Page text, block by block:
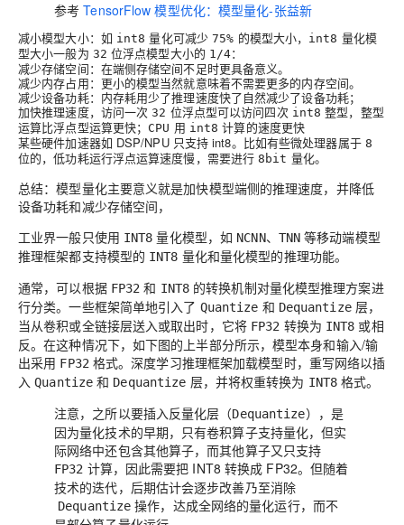
参考 TensorFlow 模型优化：模型量化-张益新
减小模型大小：如 int8 量化可减少75% 的模型大小， int8 量化模
型大小一般为 32 位浮点模型大小的 1/4：
减少存储空间：在端侧存储空间不足时更具备意义。
减少内存占用：更小的模型当然就意味着不需要更多的内存空间。
减少设备功耗：内存耗用少了推理速度快了自然减少了设备功耗；
加快推理速度，访问一次32 位浮点型可以访问四次 int8 整型，整型
运算比浮点型运算更快； CPU 用 int8 计算的速度更快
某些硬件加速器如 DSP/NPU 只支持 int8。比如有些微处理器属于 8
位的，低功耗运行浮点运算速度慢，需要进行8bit 量化。
总结：模型量化主要意义就是加快模型端侧的推理速度，并降低
设备功耗和减少存储空间，
工业界一般只使用 INT8 量化模型，如 NCNN、 TNN 等移动端模型
推理框架都支持模型的 INT8 量化和量化模型的推理功能。
通常，可以根据 FP32 和 INT8 的转换机制对量化模型推理方案进
行分类。一些框架简单地引入了 Quantize 和 Dequantize层，
当从卷积或全链接层送入或取出时，它将 FP32 转换为 INT8 或相
反。在这种情况下，如下图的上半部分所示，模型本身和输入/输
出采用 FP32格式。深度学习推理框架加载模型时，重写网络以插
入Quantize 和 Dequantize 层，并将权重转换为 INT8 格式。
注意，之所以要插入反量化层（Dequantize），是
因为量化技术的早期，只有卷积算子支持量化，但实
际网络中还包含其他算子，而其他算子又只支持
FP32 计算，因此需要把 INT8 转换成 FP32。但随着
技术的迭代，后期估计会逐步改善乃至消除
Dequantize 操作，达成全网络的量化运行，而不